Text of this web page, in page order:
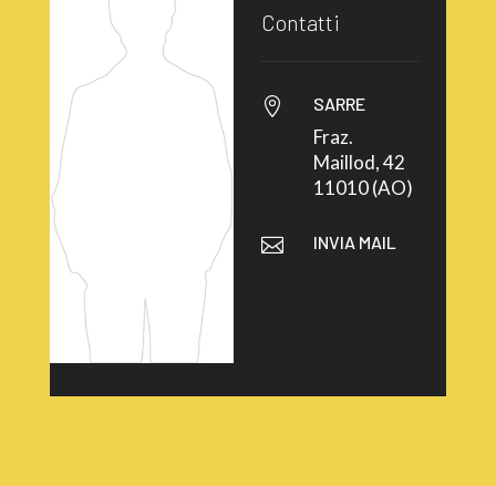
Contatti
 SARRE
Fraz.
Maillod, 42
11010 (AO)
 INVIA MAIL